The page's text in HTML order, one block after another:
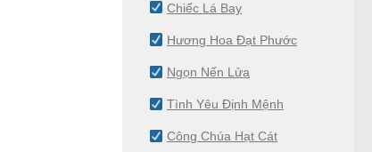
Chiếc Lá Bay
Hương Hoa Đạt Phước
Ngọn Nến Lửa
Tình Yêu Định Mệnh
Công Chúa Hạt Cát